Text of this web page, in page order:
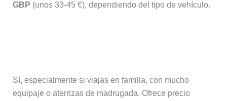
GBP (unos 33-45 €), dependiendo del tipo de vehículo.
Sí, especialmente si viajas en familia, con mucho
equipaje o aterrizas de madrugada. Ofrece precio